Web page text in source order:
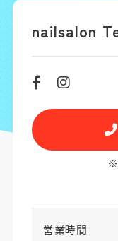
nailsalon
※
営業時間